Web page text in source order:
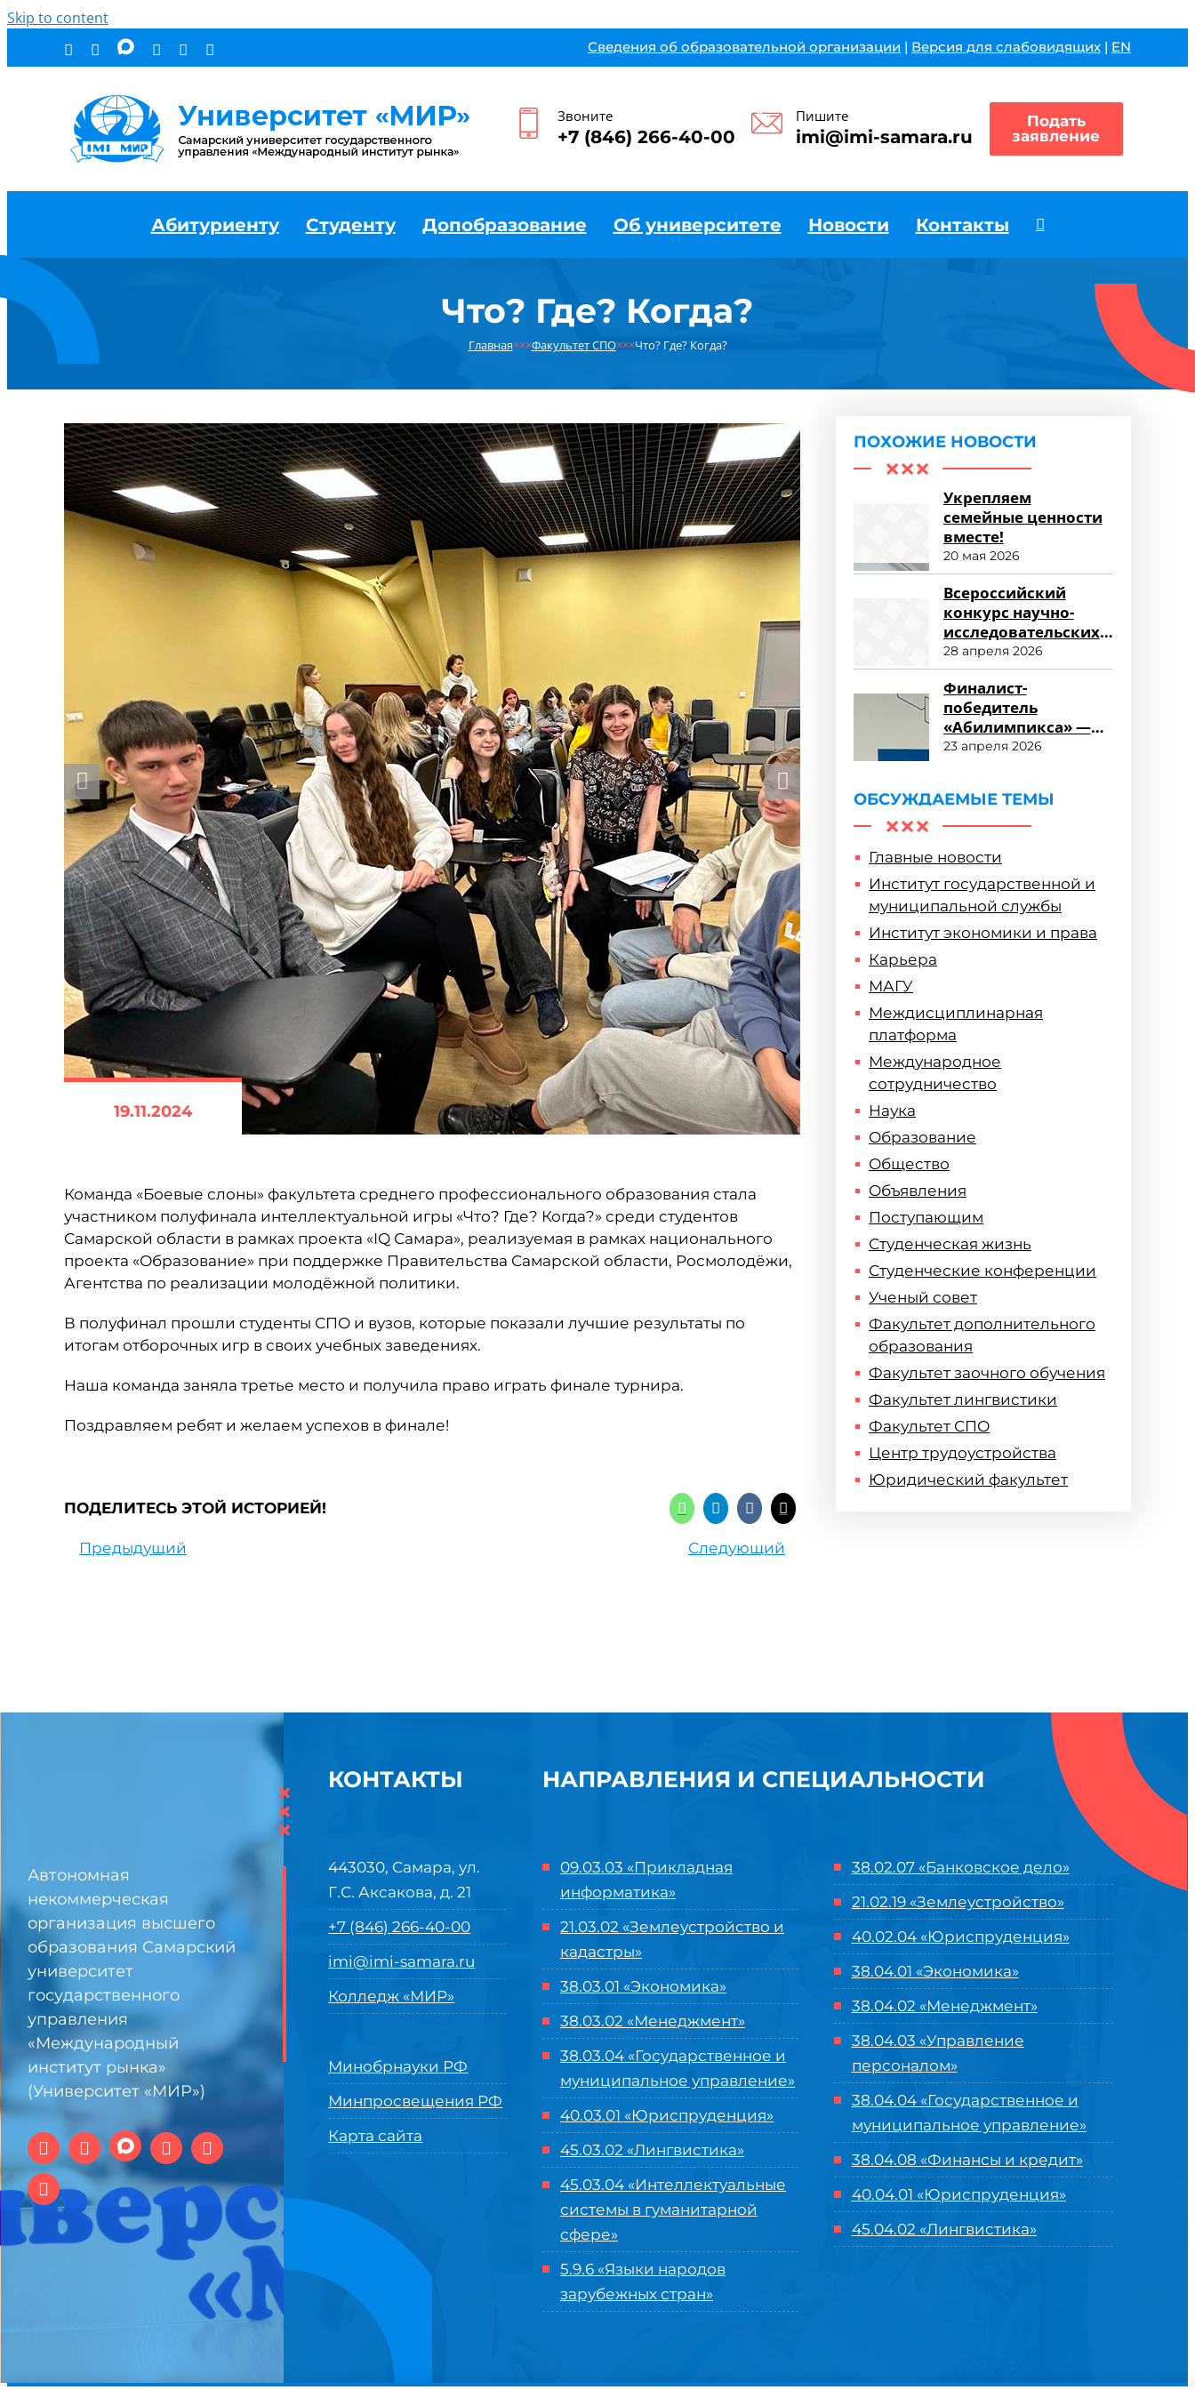
Skip to content
Сведения об образовательной организации | Версия для слабовидящих | EN
Звоните
+7 (846) 266-40-00
Пишите
imi@imi-samara.ru
Подать
заявление
Абитуриенту Студенту Допобразование Об университете Новости Контакты
Что? Где? Когда?
Главная×××Факультет СПО×××Что? Где? Когда?
19.11.2024
Команда «Боевые слоны» факультета среднего профессионального образования стала
участником полуфинала интеллектуальной игры «Что? Где? Когда?» среди студентов
Самарской области в рамках проекта «IQ Самара», реализуемая в рамках национального
проекта «Образование» при поддержке Правительства Самарской области, Росмолодёжи,
Агентства по реализации молодёжной политики.
В полуфинал прошли студенты СПО и вузов, которые показали лучшие результаты по
итогам отборочных игр в своих учебных заведениях.
Наша команда заняла третье место и получила право играть финале турнира.
Поздравляем ребят и желаем успехов в финале!
ПОДЕЛИТЕСЬ ЭТОЙ ИСТОРИЕЙ!
Предыдущий Следующий
ПОХОЖИЕ НОВОСТИ
Укрепляем
семейные ценности
вместе!
20 мая 2026
Всероссийский
конкурс научно-
исследовательских
работ «Научный
потенциал СПО»
28 апреля 2026
Финалист-
победитель
«Абилимпикса» —
студент ФСПО
23 апреля 2026
ОБСУЖДАЕМЫЕ ТЕМЫ
Главные новости
Институт государственной и
муниципальной службы
Институт экономики и права
Карьера
МАГУ
Междисциплинарная
платформа
Международное
сотрудничество
Наука
Образование
Общество
Объявления
Поступающим
Студенческая жизнь
Студенческие конференции
Ученый совет
Факультет дополнительного
образования
Факультет заочного обучения
Факультет лингвистики
Факультет СПО
Центр трудоустройства
Юридический факультет
Автономная
некоммерческая
организация высшего
образования Самарский
университет
государственного
управления
«Международный
институт рынка»
(Университет «МИР»)
×
×
×
КОНТАКТЫ
443030, Самара, ул.
Г.С. Аксакова, д. 21
+7 (846) 266-40-00
imi@imi-samara.ru
Колледж «МИР»
Минобрнауки РФ
Минпросвещения РФ
Карта сайта
НАПРАВЛЕНИЯ И СПЕЦИАЛЬНОСТИ
09.03.03 «Прикладная
информатика»
21.03.02 «Землеустройство и
кадастры»
38.03.01 «Экономика»
38.03.02 «Менеджмент»
38.03.04 «Государственное и
муниципальное управление»
40.03.01 «Юриспруденция»
45.03.02 «Лингвистика»
45.03.04 «Интеллектуальные
системы в гуманитарной
сфере»
5.9.6 «Языки народов
зарубежных стран»
38.02.07 «Банковское дело»
21.02.19 «Землеустройство»
40.02.04 «Юриспруденция»
38.04.01 «Экономика»
38.04.02 «Менеджмент»
38.04.03 «Управление
персоналом»
38.04.04 «Государственное и
муниципальное управление»
38.04.08 «Финансы и кредит»
40.04.01 «Юриспруденция»
45.04.02 «Лингвистика»